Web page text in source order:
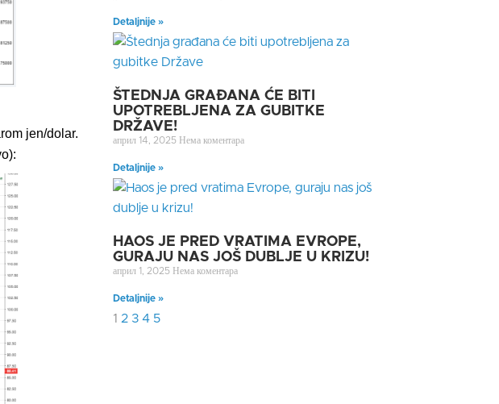
jen/dolar.
Detaljnije »
ŠTEDNJA GRAĐANA ĆE BITI
UPOTREBLJENA ZA GUBITKE
DRŽAVE!
април 14, 2025 Нема коментара
Detaljnije »
HAOS JE PRED VRATIMA EVROPE,
GURAJU NAS JOŠ DUBLJE U KRIZU!
април 1, 2025 Нема коментара
Detaljnije »
1 2 3 4 5